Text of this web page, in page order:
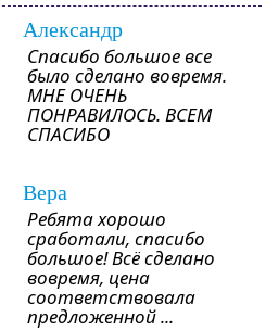
Александр
Спасибо большое все
было сделано вовремя.
МНЕ ОЧЕНЬ
ПОНРАВИЛОСЬ. ВСЕМ
СПАСИБО
Вера
Ребята хорошо
сработали, спасибо
большое! Всё сделано
вовремя, цена
соответствовала
предложенной ...